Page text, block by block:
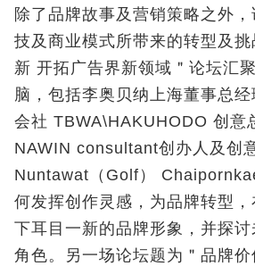
除了品牌故事及营销策略之外
技及商业模式所带来的转型及挑
新 开拓广告界新领域＂论坛汇
脑，包括李奥贝纳上海董事总
会社 TBWA\HAKUHODO 创
NAWIN consultant创办人及创
Nuntawat（Golf）
何发挥创作灵感，为品牌转型
下耳目一新的品牌形象，并探
角色。另一场论坛题为＂品牌